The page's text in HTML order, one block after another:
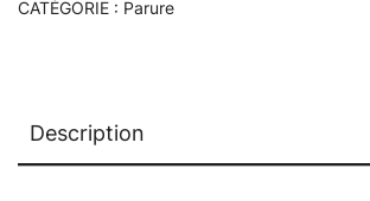
CATÉGORIE : Parure
Description